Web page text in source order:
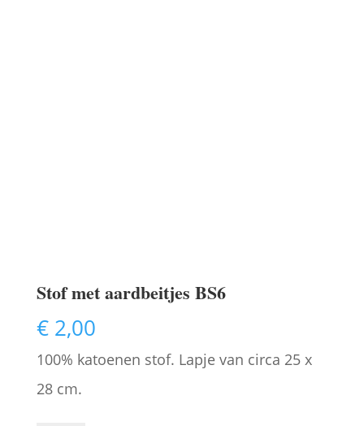
Stof met aardbeitjes BS6
€2,00
100% katoenen stof. Lapje van circa 25 x
28 cm.